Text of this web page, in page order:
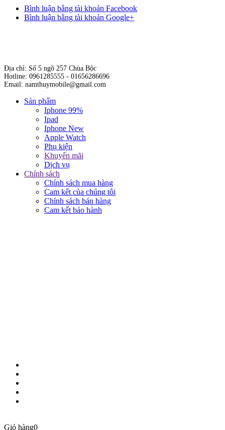
Bình luận bằng tài khoản Facebook
Bình luận bằng tài khoản Google+
Địa chỉ: Số 5 ngõ 257 Chùa Bộc
Hotline: 0961285555 - 01656286696
Email: namthuymobile@gmail.com
Sản phẩm
Iphone 99%
Ipad
Iphone New
Apple Watch
Phụ kiện
Khuyến mãi
Dịch vụ
Chính sách
Chính sách mua hàng
Cam kết của chúng tôi
Chính sách bán hàng
Cam kết bảo hành
Giỏ hàng0